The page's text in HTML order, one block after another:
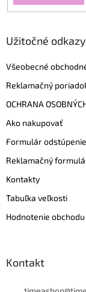
Užitočné odkazy
Všeobecné
Reklamačný
OCHRANA
Ako nakupovať
Formulár
Reklamačný
Kontakty
Tabuľka veľkosti
Hodnotenie obchodu
Kontakt